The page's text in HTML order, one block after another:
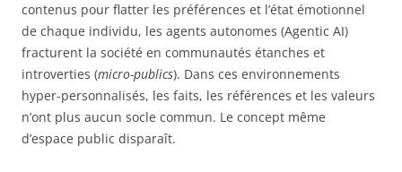
contenus pour flatter les préférences et l’état émotionnel
de chaque individu, les agents autonomes (Agentic AI)
fracturent la société en communautés étanches et
introverties (micro-publics). Dans ces environnements
hyper-personnalisés, les faits, les références et les valeurs
n’ont plus aucun socle commun. Le concept même
d’espace public disparaît.